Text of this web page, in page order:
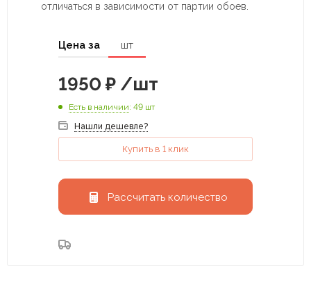
отличаться в зависимости от партии обоев.
Цена за шт
1950 ₽ /шт
Есть в наличии: 49 шт
Нашли дешевле?
Купить в 1 клик
Рассчитать количество